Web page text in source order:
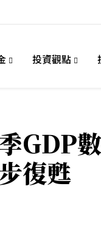
投資觀點
GDP
復甦